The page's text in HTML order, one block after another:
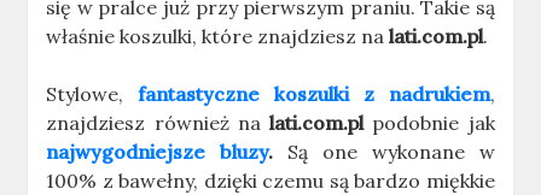
się w pralce już przy pierwszym praniu. Takie są
właśnie koszulki, które znajdziesz nalati.com.pl.
Stylowe,fantastyczne koszulki z nadrukiem,
znajdziesz również nalati.com.plpodobnie jak
najwygodniejsze bluzy. Są one wykonane w
100% z bawełny, dzięki czemu są bardzo miękkie